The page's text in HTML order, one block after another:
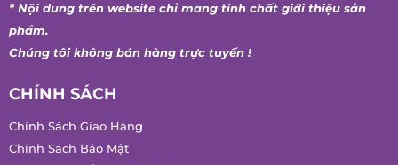
Tuyển Dụng
* Nội dung trên website chỉ mang tính chất giới thiệu sản
phẩm.
CHÍNH SÁCH
Chính Sách Giao Hàng